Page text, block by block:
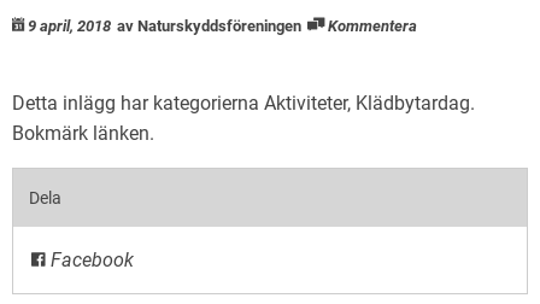
Skogsgruppen Boden
Natursnokarna Boden
9 april, 2018 av Naturskyddsföreningen Kommentera
Detta inlägg har kategorierna Aktiviteter, Klädbytardag.
Bokmärk länken.
Dela
Facebook